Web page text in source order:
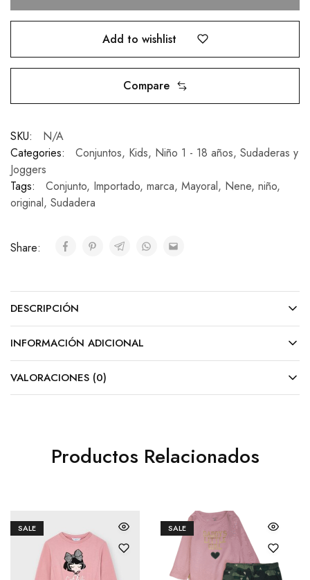
Add to wishlist
Compare
SKU:
N/A
Categories:
Conjuntos, Kids, Niño 1 - 18 años, Sudaderas y
Joggers
Tags:
Conjunto, Importado, marca, Mayoral, Nene, niño,
original, Sudadera
Share:
DESCRIPCIÓN
INFORMACIÓN ADICIONAL
VALORACIONES (0)
Productos Relacionados
SALE SALE